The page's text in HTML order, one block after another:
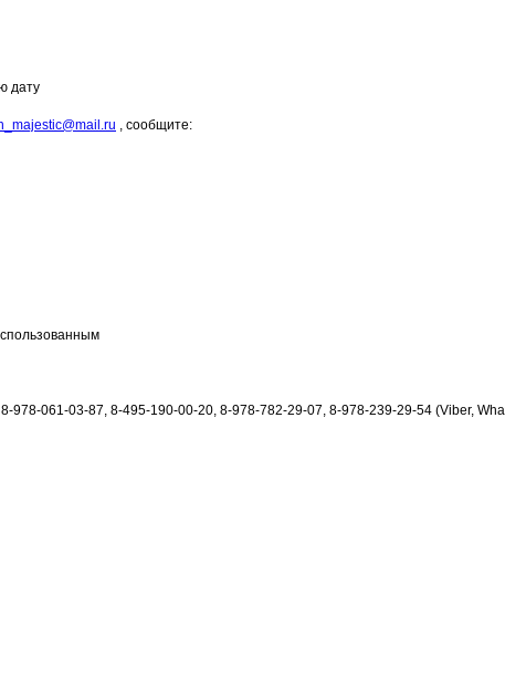
дату
, сообщите:
061-03-87, 8-495-190-00-20, 8-978-782-29-07, 8-978-239-29-54 (Viber,